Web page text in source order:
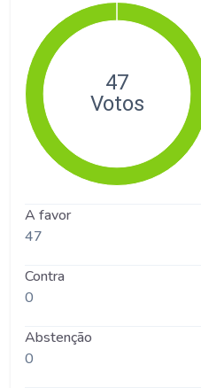
A favor
47
Contra
0
Abstenção
0